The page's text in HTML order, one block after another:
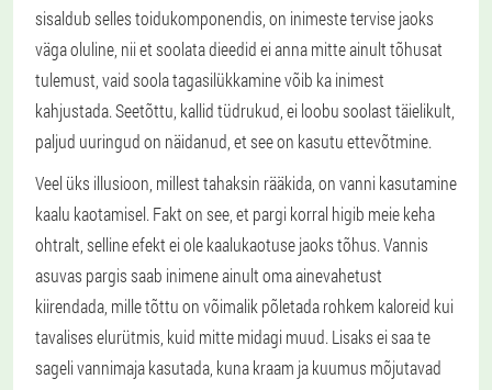
sisaldub selles toidukomponendis, on inimeste tervise jaoks
väga oluline, nii et soolata dieedid ei anna mitte ainult tõhusat
tulemust, vaid soola tagasilükkamine võib ka inimest
kahjustada. Seetõttu, kallid tüdrukud, ei loobu soolast täielikult,
paljud uuringud on näidanud, et see on kasutu ettevõtmine.
Veel üks illusioon, millest tahaksin rääkida, on vanni kasutamine
kaalu kaotamisel. Fakt on see, et pargi korral higib meie keha
ohtralt, selline efekt ei ole kaalukaotuse jaoks tõhus. Vannis
asuvas pargis saab inimene ainult oma ainevahetust
kiirendada, mille tõttu on võimalik põletada rohkem kaloreid kui
tavalises elurütmis, kuid mitte midagi muud. Lisaks ei saa te
sageli vannimaja kasutada, kuna kraam ja kuumus mõjutavad